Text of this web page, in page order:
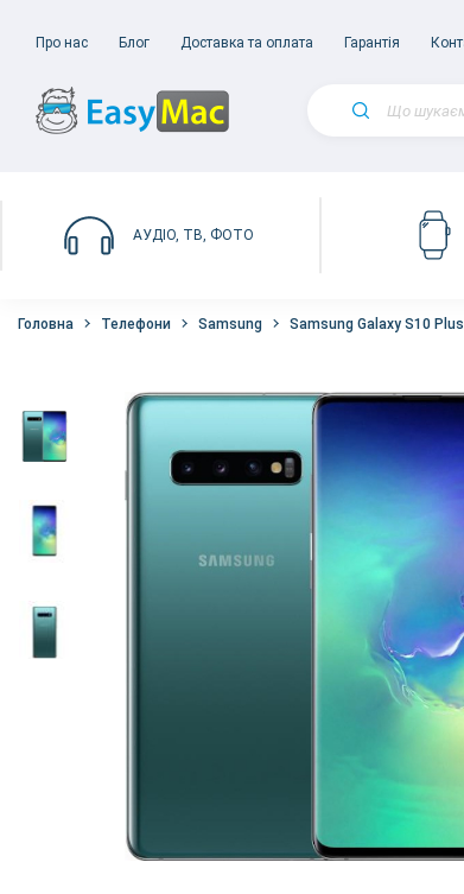
Про нас Блог Доставка та оплата Гарантія
АУДІО, ТВ, ФОТО
Головна Телефони Samsung Samsung Galaxy S10 Plus